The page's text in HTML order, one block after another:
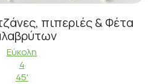
πιπεριές & Φέτα
Εύκολη
4
45'